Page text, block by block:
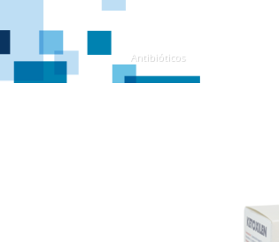
Antibióticos